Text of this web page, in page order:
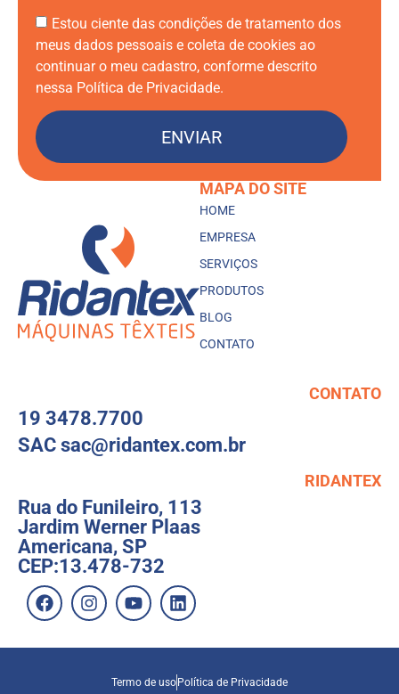
Estou ciente das condições de tratamento dos
meus dados pessoais e coleta de cookies ao
continuar o meu cadastro, conforme descrito
nessa Política de Privacidade.
ENVIAR
MAPA DO SITE
HOME
EMPRESA
SERVIÇOS
PRODUTOS
BLOG
CONTATO
CONTATO
19 3478.7700
SAC sac@ridantex.com.br
RIDANTEX
Rua do Funileiro, 113
Jardim Werner Plaas
Americana, SP
CEP:13.478-732
Termo de uso Política de Privacidade